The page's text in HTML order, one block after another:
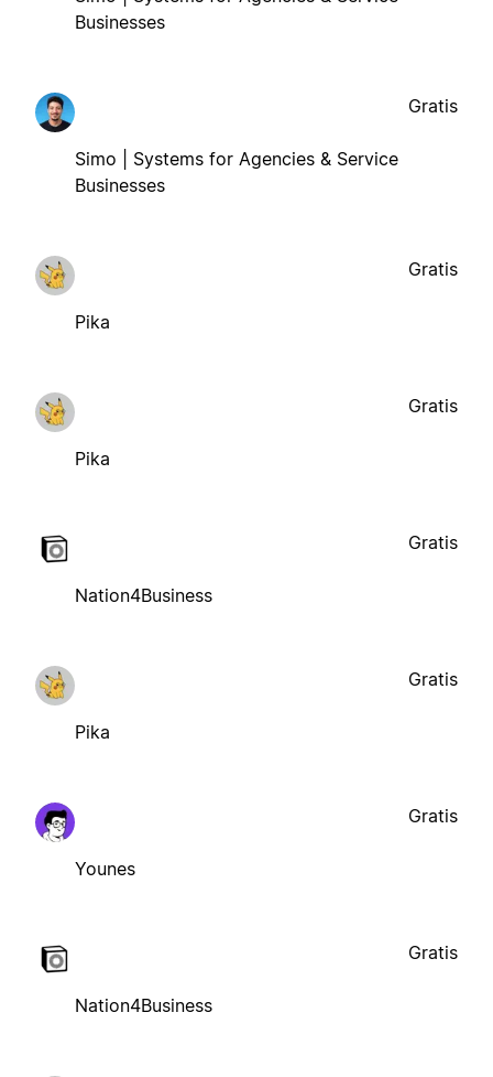
Businesses
Simo | Systems for Agencies & Service
Businesses
Gratis
Pika
Gratis
Pika
Gratis
Nation4Business
Gratis
Pika
Gratis
Younes
Gratis
Nation4Business
Gratis